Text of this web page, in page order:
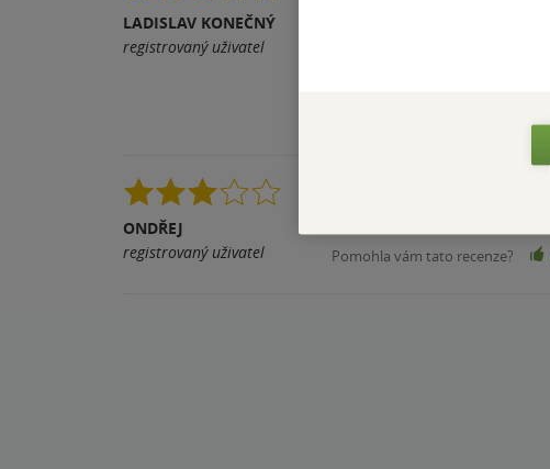
LADISLAV KONEČNÝ
registrovaný uživatel
ilustracemi. Moc se mi
kvůli špatně natisknutému
teď positivní. Potěšilo mě
ONDŘEJ
registrovaný uživatel
Není skvělá, ani příšerná.
užijete. Pokud jste ve
Pomohla vám tato recenze?